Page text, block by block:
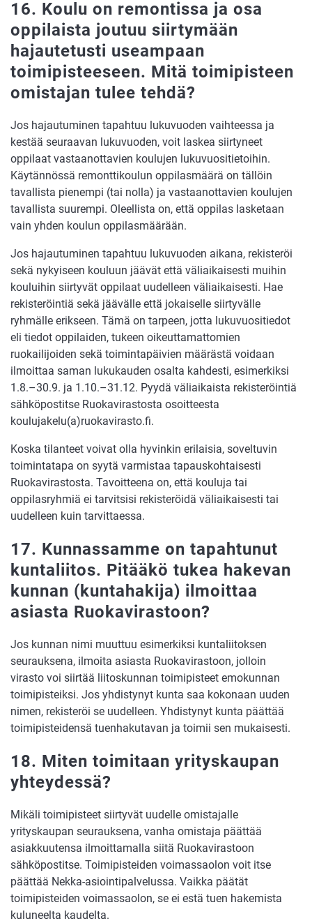
16. Koulu on remontissa ja osa
oppilaista joutuu siirtymään
hajautetusti useampaan
toimipisteeseen. Mitä toimipisteen
omistajan tulee tehdä?
Jos hajautuminen tapahtuu lukuvuoden vaihteessa ja
kestää seuraavan lukuvuoden, voit laskea siirtyneet
oppilaat vastaanottavien koulujen lukuvuositietoihin.
Käytännössä remonttikoulun oppilasmäärä on tällöin
tavallista pienempi (tai nolla) ja vastaanottavien koulujen
tavallista suurempi. Oleellista on, että oppilas lasketaan
vain yhden koulun oppilasmäärään.
Jos hajautuminen tapahtuu lukuvuoden aikana, rekisteröi
sekä nykyiseen kouluun jäävät että väliaikaisesti muihin
kouluihin siirtyvät oppilaat uudelleen väliaikaisesti. Hae
rekisteröintiä sekä jäävälle että jokaiselle siirtyvälle
ryhmälle erikseen. Tämä on tarpeen, jotta lukuvuositiedot
eli tiedot oppilaiden, tukeen oikeuttamattomien
ruokailijoiden sekä toimintapäivien määrästä voidaan
ilmoittaa saman lukukauden osalta kahdesti, esimerkiksi
1.8.–30.9. ja 1.10.–31.12. Pyydä väliaikaista rekisteröintiä
sähköpostitse Ruokavirastosta osoitteesta
koulujakelu(a)ruokavirasto.fi.
Koska tilanteet voivat olla hyvinkin erilaisia, soveltuvin
toimintatapa on syytä varmistaa tapauskohtaisesti
Ruokavirastosta. Tavoitteena on, että kouluja tai
oppilasryhmiä ei tarvitsisi rekisteröidä väliaikaisesti tai
uudelleen kuin tarvittaessa.
17. Kunnassamme on tapahtunut
kuntaliitos. Pitääkö tukea hakevan
kunnan (kuntahakija) ilmoittaa
asiasta Ruokavirastoon?
Jos kunnan nimi muuttuu esimerkiksi kuntaliitoksen
seurauksena, ilmoita asiasta Ruokavirastoon, jolloin
virasto voi siirtää liitoskunnan toimipisteet emokunnan
toimipisteiksi. Jos yhdistynyt kunta saa kokonaan uuden
nimen, rekisteröi se uudelleen. Yhdistynyt kunta päättää
toimipisteidensä tuenhakutavan ja toimii sen mukaisesti.
18. Miten toimitaan yrityskaupan
yhteydessä?
Mikäli toimipisteet siirtyvät uudelle omistajalle
yrityskaupan seurauksena, vanha omistaja päättää
asiakkuutensa ilmoittamalla siitä Ruokavirastoon
sähköpostitse. Toimipisteiden voimassaolon voit itse
päättää Nekka-asiointipalvelussa. Vaikka päätät
toimipisteiden voimassaolon, se ei estä tuen hakemista
kuluneelta kaudelta.